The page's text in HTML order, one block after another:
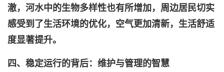
澈，河水中的生物多样性也有所增加，周边居民切实
感受到了生活环境的优化，空气更加清新，生活舒适
度显著提升。
四、稳定运行的背后：维护与管理的智慧